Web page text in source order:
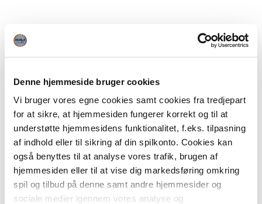
Denne hjemmeside bruger cookies
Vi bruger vores egne cookies samt cookies fra tredjepart
for at sikre, at hjemmesiden fungerer korrekt og til at
understøtte hjemmesidens funktionalitet, f.eks. tilpasning
af indhold eller til sikring af din spilkonto. Cookies kan
også benyttes til at analyse vores trafik, brugen af
hjemmesiden eller til at vise dig markedsføring omkring
spil og tilbud på denne samt andre hjemmesider og
sociale medier igennem vores analyse og